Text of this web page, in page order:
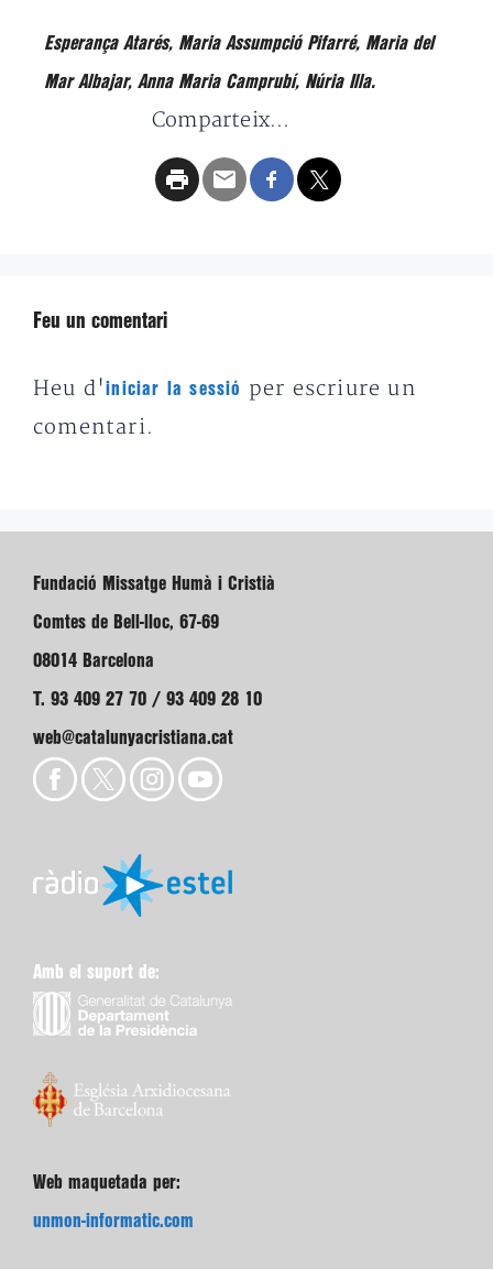
Esperança Atarés, Maria Assumpció Pifarré, Maria del
Mar Albajar, Anna Maria Camprubí, Núria Illa.
Comparteix...
Feu un comentari
Heu d'iniciar la sessió
per escriure un
comentari.
Fundació Missatge Humà i Cristià
Comtes de Bell-lloc, 67-69
08014 Barcelona
T. 93 409 27 70 / 93 409 28 10
web@catalunyacristiana.cat
Amb el suport de:
Web maquetada per:
unmon-informatic.com